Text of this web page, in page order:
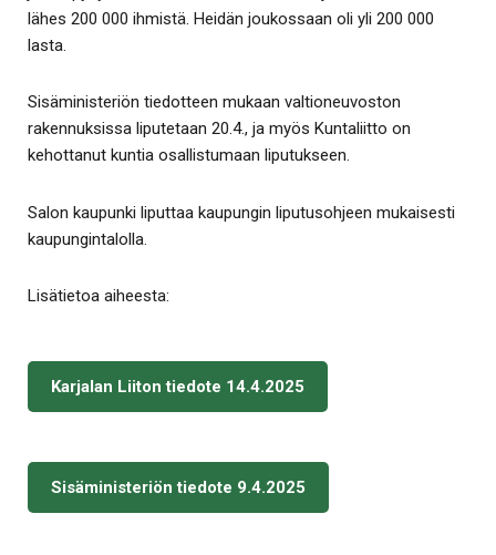
lähes 200 000 ihmistä. Heidän joukossaan oli yli 200 000
lasta.
Sisäministeriön tiedotteen mukaan valtioneuvoston
rakennuksissa liputetaan 20.4., ja myös Kuntaliitto on
kehottanut kuntia osallistumaan liputukseen.
Salon kaupunki liputtaa kaupungin liputusohjeen mukaisesti
kaupungintalolla.
Lisätietoa aiheesta:
Karjalan Liiton tiedote 14.4.2025
Sisäministeriön tiedote 9.4.2025